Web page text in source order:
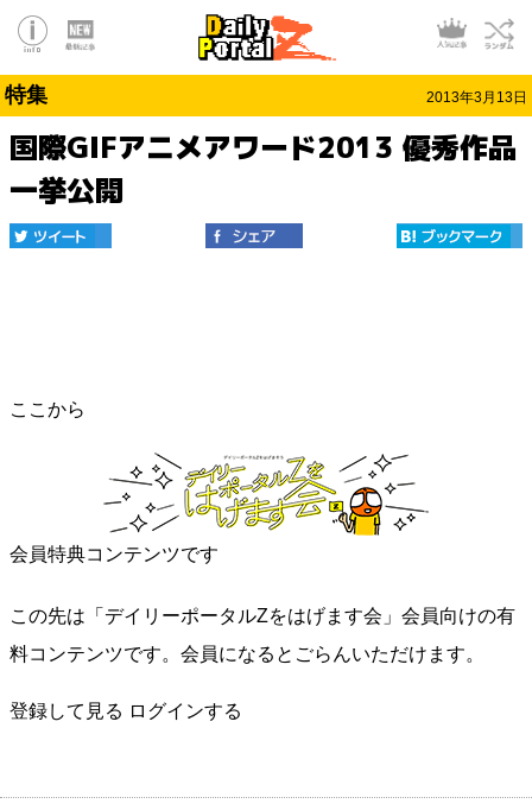
特集 2013年3月13日
国際GIFアニメアワード2013 優秀作品
一挙公開
ここから
会員特典コンテンツです
この先は「デイリーポータルZをはげます会」会員向けの有
料コンテンツです。会員になるとごらんいただけます。
登録して見る ログインする